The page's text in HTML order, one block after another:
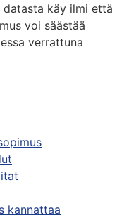
datasta käy ilmi että
voi säästää
verrattuna
kannattaa